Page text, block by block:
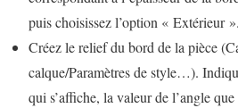
puis choisissez l’option « Extérieur ».
Créez le relief du bord de la pièce
calque/Paramètres de style…).
qui s’affiche, la valeur de l’angle